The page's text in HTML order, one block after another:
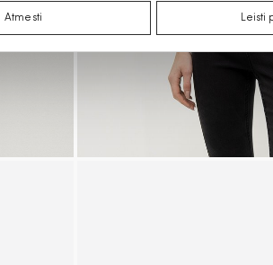
Atmesti Leisti